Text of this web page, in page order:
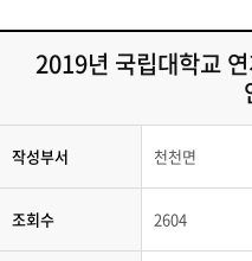
2019년 국립대학교
작성부서 천천면
조회수 2604